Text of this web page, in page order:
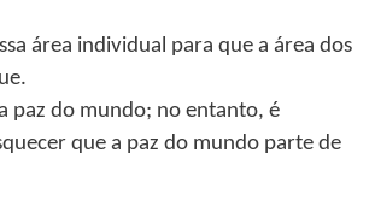
área individual para que a área dos
paz do mundo; no entanto, é
que a paz do mundo parte de